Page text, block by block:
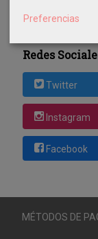
El carrito de la
Redes
Twitter
Instagram
Facebook
MÉTODOS DE
Preferencias